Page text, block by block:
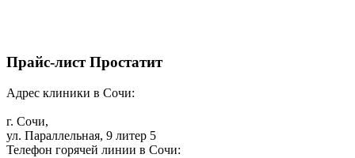
Прайс-лист Простатит
Адрес клиники в Сочи:
г. Сочи,
ул. Параллельная, 9 литер 5
Телефон горячей линии в Сочи: